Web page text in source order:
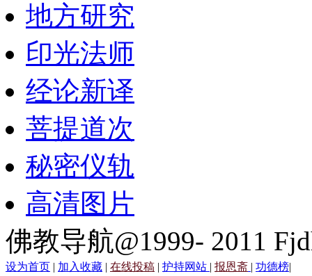
地方研究
印光法师
经论新译
菩提道次
秘密仪轨
高清图片
佛教导航@1999- 2011
设为首页 | 加入收藏 | 在线投稿 | 护持网站 | 报恩斋 | 功德榜|